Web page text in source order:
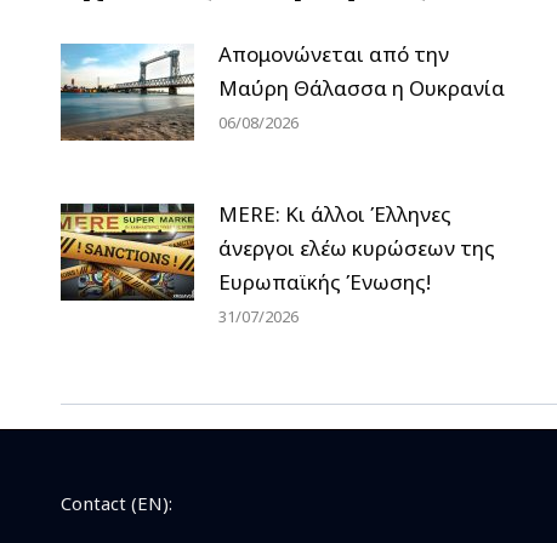
Απομονώνεται από την
Μαύρη Θάλασσα η Ουκρανία
06/08/2026
MERE: Κι άλλοι Έλληνες
άνεργοι ελέω κυρώσεων της
Ευρωπαϊκής Ένωσης!
31/07/2026
Contact (EN):